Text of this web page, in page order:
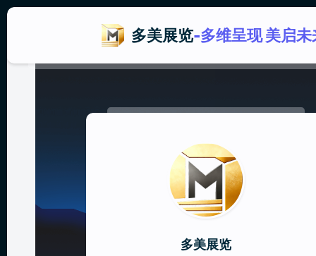
多美展览-多维呈现 美启未
多美展览